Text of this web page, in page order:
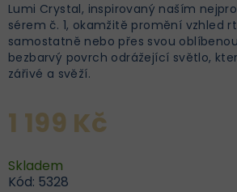
Lumi Crystal, inspirovaný naším
sérem č. 1, okamžitě promění vzhled
samostatně nebo přes svou
bezbarvý povrch odrážející světlo,
zářivé a svěží.
1 199 Kč
Skladem
Kód: 5328